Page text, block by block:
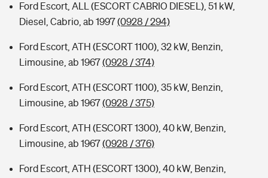
Wer versichert was: Jetzt Versicherer finden
Sie haben Fragen?
Musikinstrumentenversicherung
Zur Übersicht
Tools
Kinderunfall-Check: Mehr Sicherheit für deine Kids
Ford Escort, ALL (ESCORT CABRIO DIESEL), 51 kW,
Diesel, Cabrio, ab 1997(0928 / 294)
Ford Escort, ATH (ESCORT 1100), 32 kW, Benzin,
Limousine, ab 1967(0928 / 374)
Ford Escort, ATH (ESCORT 1100), 35 kW, Benzin,
Limousine, ab 1967(0928 / 375)
Ford Escort, ATH (ESCORT 1300), 40 kW, Benzin,
Limousine, ab 1967(0928 / 376)
Ford Escort, ATH (ESCORT 1300), 40 kW, Benzin,